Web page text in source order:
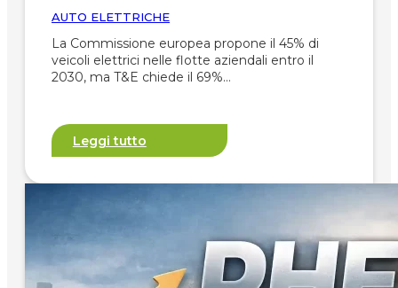
AUTO ELETTRICHE
La Commissione europea propone il 45% di
veicoli elettrici nelle flotte aziendali entro il
2030, ma T&E chiede il 69%…
Leggi tutto